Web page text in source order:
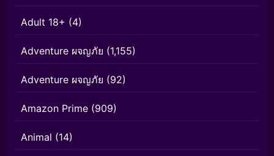
Adult 18+ (4)
Adventure ผจญภัย (1,155)
Adventure ผจญภัย (92)
Amazon Prime (909)
Animal (14)